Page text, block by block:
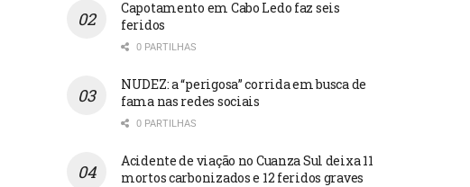
Capotamento em Cabo Ledo faz seis
feridos
0 PARTILHAS
NUDEZ: a “perigosa” corrida em busca de
fama nas redes sociais
0 PARTILHAS
Acidente de viação no Cuanza Sul deixa 11
mortos carbonizados e 12 feridos graves